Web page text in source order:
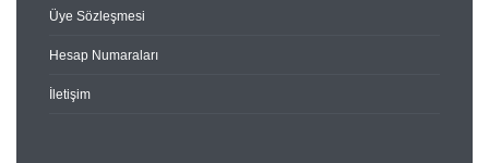
Üye Sözleşmesi
Hesap Numaraları
İletişim